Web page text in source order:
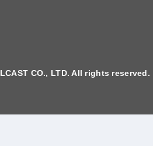
CO., LTD. All rights reserved.